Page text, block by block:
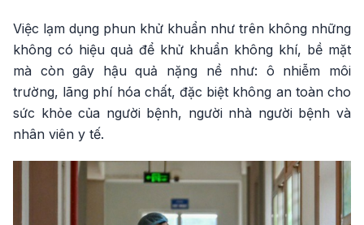
Việc lạm dụng phun khử khuẩn như trên không những
không có hiệu quả để khử khuẩn không khí, bề mặt
mà còn gây hậu quả nặng nề như: ô nhiễm môi
trường, lãng phí hóa chất, đặc biệt không an toàn cho
sức khỏe của người bệnh, người nhà người bệnh và
nhân viên y tế.